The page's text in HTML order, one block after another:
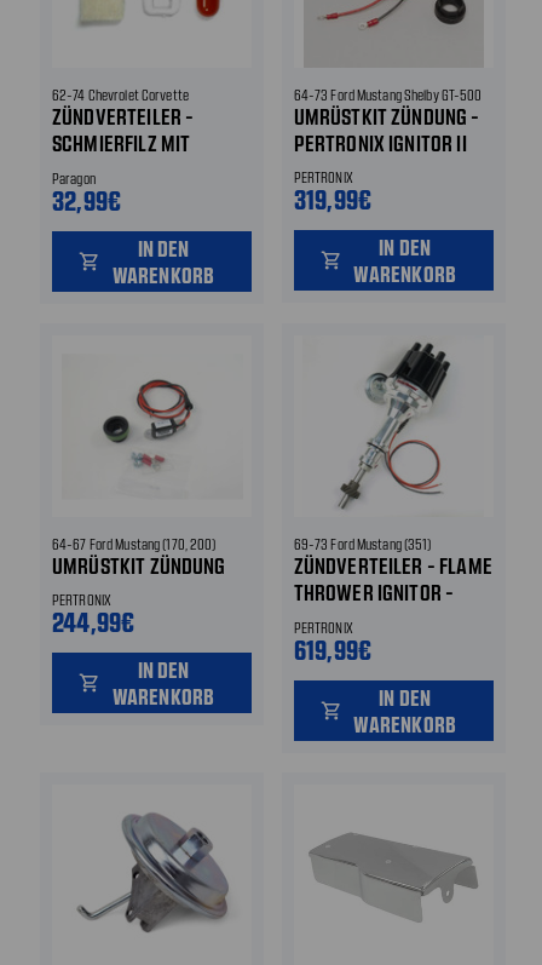
62-74 Chevrolet Corvette
ZÜNDVERTEILER -
SCHMIERFILZ MIT
HALTER
Paragon
32,99€
shopping_cart
IN DEN
WARENKORB
64-73 Ford Mustang Shelby GT-500
UMRÜSTKIT ZÜNDUNG -
PERTRONIX IGNITOR II
PERTRONIX
319,99€
shopping_cart
IN DEN
WARENKORB
64-67 Ford Mustang (170, 200)
UMRÜSTKIT ZÜNDUNG
PERTRONIX
244,99€
shopping_cart
IN DEN
WARENKORB
69-73 Ford Mustang (351)
ZÜNDVERTEILER - FLAME
THROWER IGNITOR -
CLEVELAND
PERTRONIX
619,99€
shopping_cart
IN DEN
WARENKORB